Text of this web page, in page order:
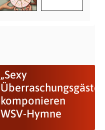
„Sexy
Überraschungsgäste“
komponieren
WSV-Hymne